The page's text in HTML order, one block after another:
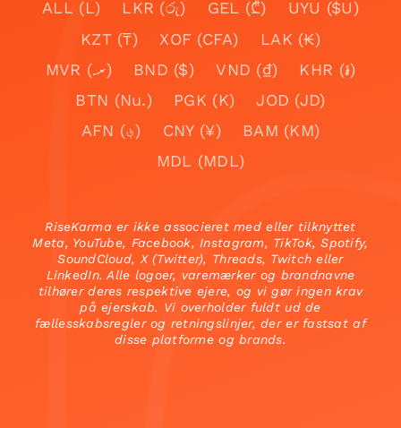
ALL (L)
LKR (රු) GEL (₾)
UYU ($U)
KZT (₸)
XOF (CFA)
LAK (₭)
MVR (.ރ)
BND ($) VND (₫)
KHR (៛)
BTN (Nu.)
PGK (K)
JOD (JD)
AFN (؋)
CNY (¥)
BAM (KM)
MDL (MDL)
RiseKarma er ikke associeret med eller tilknyttet
Meta, YouTube, Facebook, Instagram, TikTok, Spotify,
SoundCloud, X (Twitter), Threads, Twitch eller
LinkedIn. Alle logoer, varemærker og brandnavne
tilhører deres respektive ejere, og vi gør ingen krav
på ejerskab. Vi overholder fuldt ud de
fællesskabsregler og retningslinjer, der er fastsat af
disse platforme og brands.